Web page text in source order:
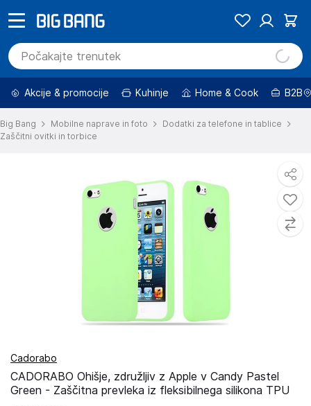
Akcije & promocije Kuhinje Home & Cook B2B
Big Bang Mobilne naprave in foto
Dodatki za telefone in tablice
Zaščitni ovitki in torbice
Cadorabo
CADORABO Ohišje, združljiv z Apple v Candy Pastel
Green - Zaščitna prevleka iz fleksibilnega silikona TPU